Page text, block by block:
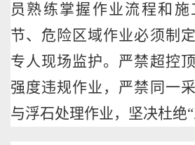
员熟练掌握作业流程和
节、危险区域作业必须制
专人现场监护。严禁超控
强度违规作业，严禁同一
与浮石处理作业，坚决杜绝